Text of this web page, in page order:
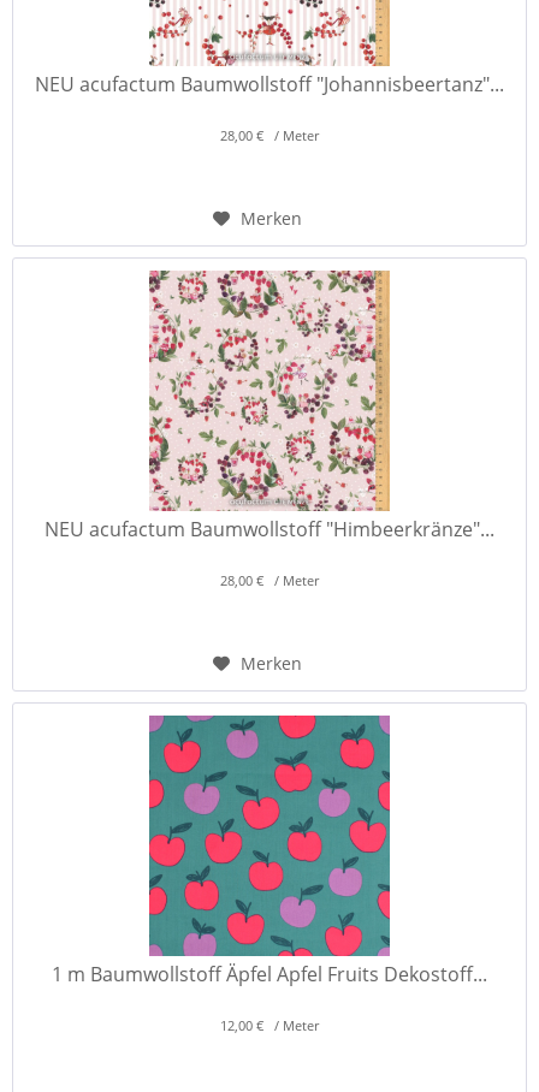
NEU acufactum Baumwollstoff "Johannisbeertanz"...
28,00 € / Meter
Merken
NEU acufactum Baumwollstoff "Himbeerkränze"...
28,00 € / Meter
Merken
1 m Baumwollstoff Äpfel Apfel Fruits Dekostoff...
12,00 € / Meter